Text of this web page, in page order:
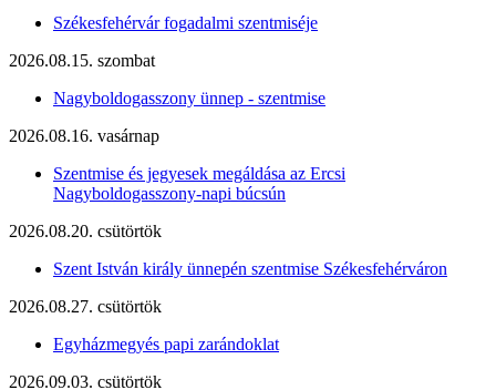
Székesfehérvár fogadalmi szentmiséje
2026.08.15. szombat
Nagyboldogasszony ünnep - szentmise
2026.08.16. vasárnap
Szentmise és jegyesek megáldása az Ercsi
Nagyboldogasszony-napi búcsún
2026.08.20. csütörtök
Szent István király ünnepén szentmise Székesfehérváron
2026.08.27. csütörtök
Egyházmegyés papi zarándoklat
2026.09.03. csütörtök